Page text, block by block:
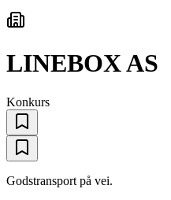
LINEBOX AS
Konkurs
Godstransport på vei.